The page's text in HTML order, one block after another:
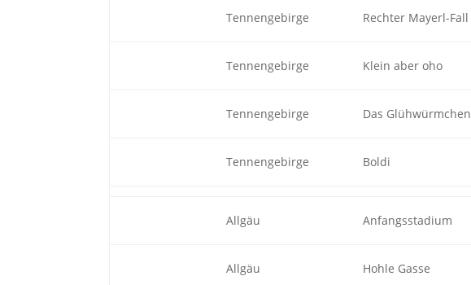
Tennengebirge Rechter Mayerl-Fall
Tennengebirge Klein aber oho
Tennengebirge Das Glühwürmchen
Tennengebirge Boldi
Allgäu Anfangsstadium
Allgäu Hohle Gasse